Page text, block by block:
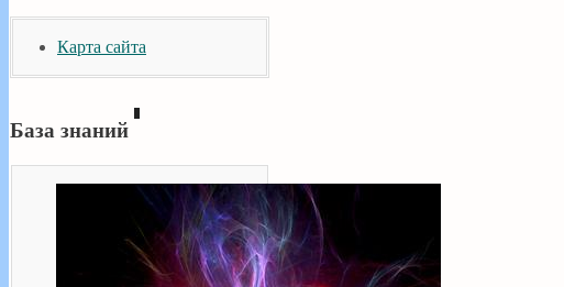
Карта сайта
База знаний